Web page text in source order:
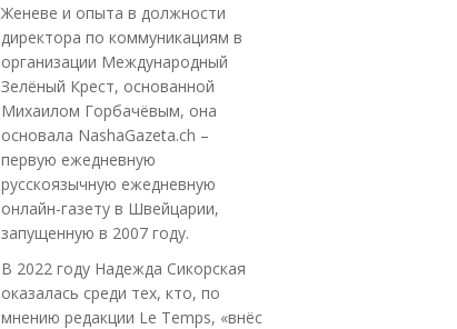
Женеве и опыта в должности
директора по коммуникациям в
организации Международный
Зелёный Крест, основанной
Михаилом Горбачёвым, она
основала NashaGazeta.ch –
первую ежедневную
русскоязычную ежедневную
онлайн-газету в Швейцарии,
запущенную в 2007 году.
В 2022 году Надежда Сикорская
оказалась среди тех, кто, по
мнению редакции Le Temps, «внёс